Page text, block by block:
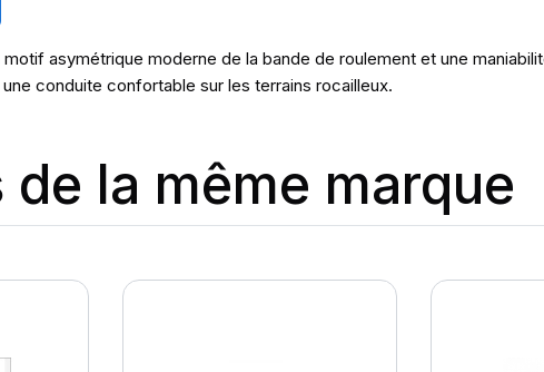
motif asymétrique moderne de la bande de roulement et une
conduite confortable sur les terrains rocailleux.
de la même marque